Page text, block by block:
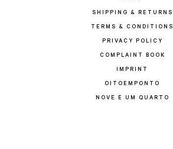
SHIPPING & RETURNS
TERMS & CONDITIONS
PRIVACY POLICY
COMPLAINT BOOK
IMPRINT
OITOEMPONTO
NOVE E UM QUARTO